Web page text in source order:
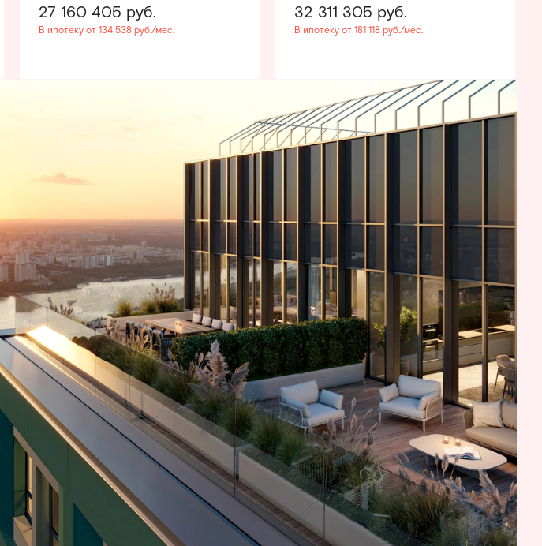
27 160 405 руб.
В ипотеку от 134 538 руб./мес.
32 311 305 руб.
В ипотеку от 181 118 руб./мес.